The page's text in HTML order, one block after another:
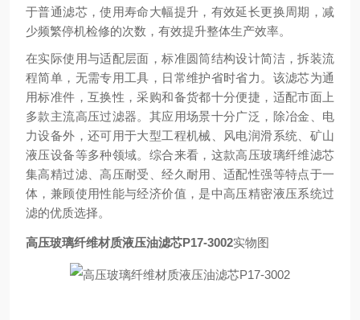
于普通滤芯，使用寿命大幅提升，有效延长更换周期，减
少频繁停机检修的次数，有效提升整体生产效率。
在实际使用与适配层面，标准圆筒结构设计简洁，拆装流
程简单，无需专用工具，日常维护省时省力。该滤芯为通
用标准件，互换性，采购和备货都十分便捷，适配市面上
多款主流高压过滤器。其应用场景十分广泛，除冶金、电
力设备外，还可用于大型工程机械、风电润滑系统、矿山
液压设备等多种领域。综合来看，这款高压玻璃纤维滤芯
集高精过滤、高压耐受、经久耐用、适配性强等特点于一
体，兼顾使用性能与经济价值，是中高压精密液压系统过
滤的优质选择。
高压玻璃纤维材质液压油滤芯P17-3002实物图